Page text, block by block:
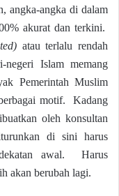
angka-angka di dalam
akurat dan terkini.
atau terlalu rendah
Islam memang
Pemerintah Muslim
motif. Kadang
oleh konsultan
di sini harus
awal. Harus
akan berubah lagi.